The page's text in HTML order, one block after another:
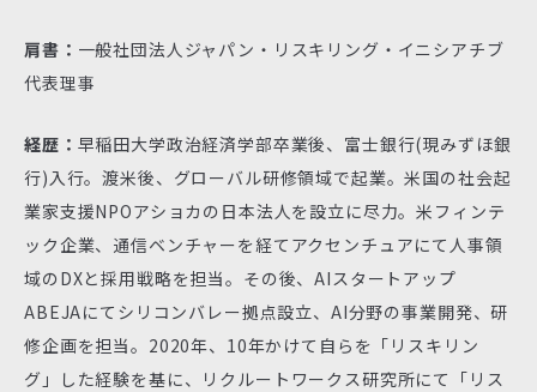
肩書： 一般社団法人ジャパン・リスキリング・イニシアチブ
代表理事
経歴： 早稲田大学政治経済学部卒業後、富士銀行(現みずほ銀
行)入行。渡米後、グローバル研修領域で起業。米国の社会起
業家支援NPOアショカの日本法人を設立に尽力。米フィンテ
ック企業、通信ベンチャーを経てアクセンチュアにて人事領
域のDXと採用戦略を担当。その後、AIスタートアップ
ABEJAにてシリコンバレー拠点設立、AI分野の事業開発、研
修企画を担当。2020年、10年かけて自らを「リスキリン
グ」した経験を基に、リクルートワークス研究所にて「リス